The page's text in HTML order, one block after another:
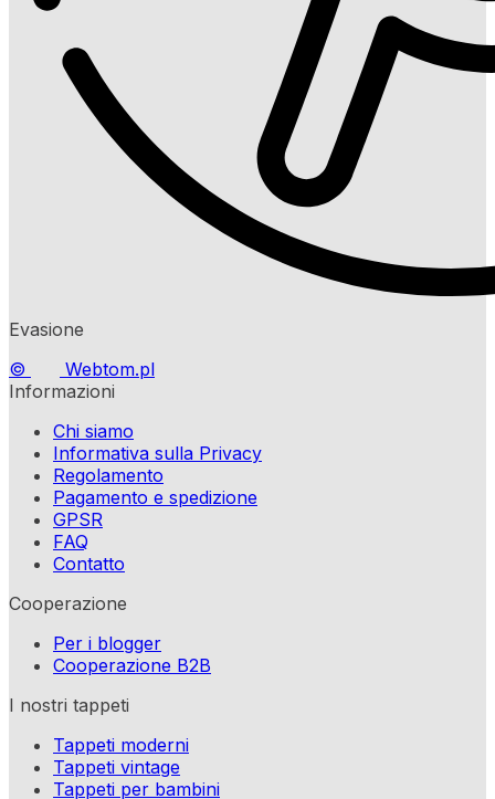
Evasione
©
Webtom.pl
Informazioni
Chi siamo
Informativa sulla Privacy
Regolamento
Pagamento e spedizione
GPSR
FAQ
Contatto
Cooperazione
Per i blogger
Cooperazione B2B
I nostri tappeti
Tappeti moderni
Tappeti vintage
Tappeti per bambini